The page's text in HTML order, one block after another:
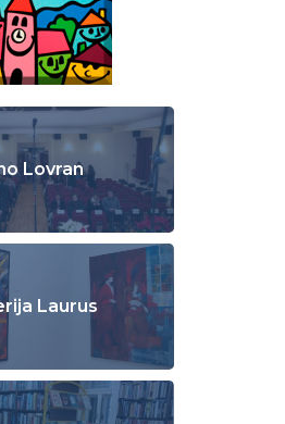
Lovran
Laurus